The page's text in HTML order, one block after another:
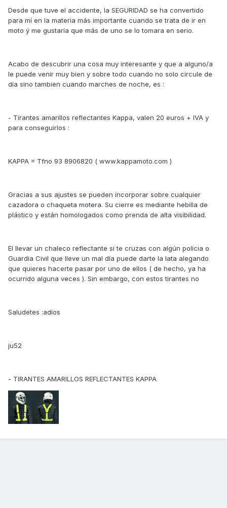
Desde que tuve el accidente, la SEGURIDAD se ha convertido
para mí en la materia más importante cuando se trata de ir en
moto ý me gustaría que más de uno se lo tomara en serio.
Acabo de descubrir una cosa muy interesante y que a alguno/a
le puede venir muy bien y sobre todo cuando no solo circule de
día sino tambien cuando marches de noche, es :
- Tirantes amarillos reflectantes Kappa, valen 20 euros + IVA y
para conseguirlos :
KAPPA = Tfno 93 8906820 ( www.kappamoto.com )
Gracias a sus ajustes se pueden incorporar sobre cualquier
cazadora o chaqueta motera. Su cierre es mediante hebilla de
plástico y están homologados como prenda de alta visibilidad.
El llevar un chaleco reflectante si te cruzas con algún policia o
Guardia Civil que lleve un mal día puede darte la lata alegando
que quieres hacerte pasar por uno de ellos ( de hecho, ya ha
ocurrido alguna veces ). Sin embargo, con estos tirantes no
Saludetes :adios
ju52
- TIRANTES AMARILLOS REFLECTANTES KAPPA